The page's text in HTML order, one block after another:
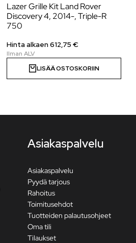
Lazer Grille Kit Land Rover
Discovery 4, 2014-, Triple-R
750
Hinta alkaen612,75 €
LISÄÄ OSTOSKORIIN
Asiakaspalvelu
Asiakaspalvelu
Pyydä tarjous
Rahoitus
Toimitusehdot
Tuotteiden palautusohjeet
Oma tili
Tilaukset